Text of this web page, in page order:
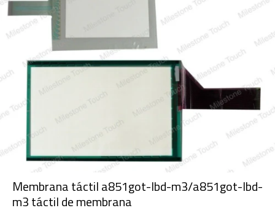
Membrana táctil a851got-lbd-m3/a851got-lbd-
m3 táctil de membrana